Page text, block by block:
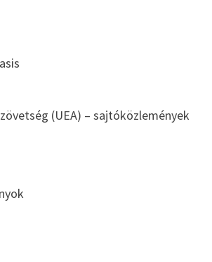
(UEA) – sajtóközlemények